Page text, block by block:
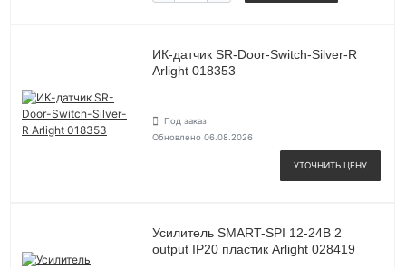
ИК-датчик SR-Door-Switch-Silver-R
Arlight 018353
Под заказ
Обновлено 06.08.2026
УТОЧНИТЬ ЦЕНУ
Усилитель SMART-SPI 12-24В 2
output IP20 пластик Arlight 028419